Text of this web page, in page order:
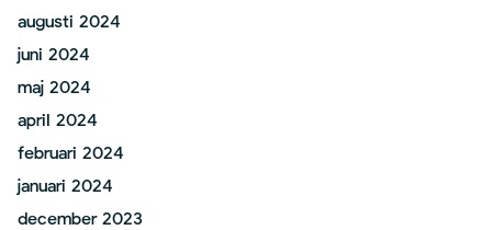
augusti 2024
juni 2024
maj 2024
april 2024
februari 2024
januari 2024
december 2023